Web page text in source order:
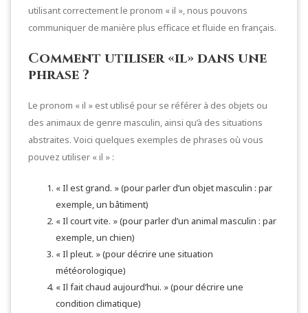
utilisant correctement le pronom « il », nous pouvons
communiquer de manière plus efficace et fluide en français.
Comment utiliser «il» dans une
phrase ?
Le pronom « il » est utilisé pour se référer à des objets ou
des animaux de genre masculin, ainsi qu’à des situations
abstraites. Voici quelques exemples de phrases où vous
pouvez utiliser « il » :
« Il est grand. » (pour parler d’un objet masculin : par
exemple, un bâtiment)
« Il court vite. » (pour parler d’un animal masculin : par
exemple, un chien)
« Il pleut. » (pour décrire une situation
météorologique)
« Il fait chaud aujourd’hui. » (pour décrire une
condition climatique)